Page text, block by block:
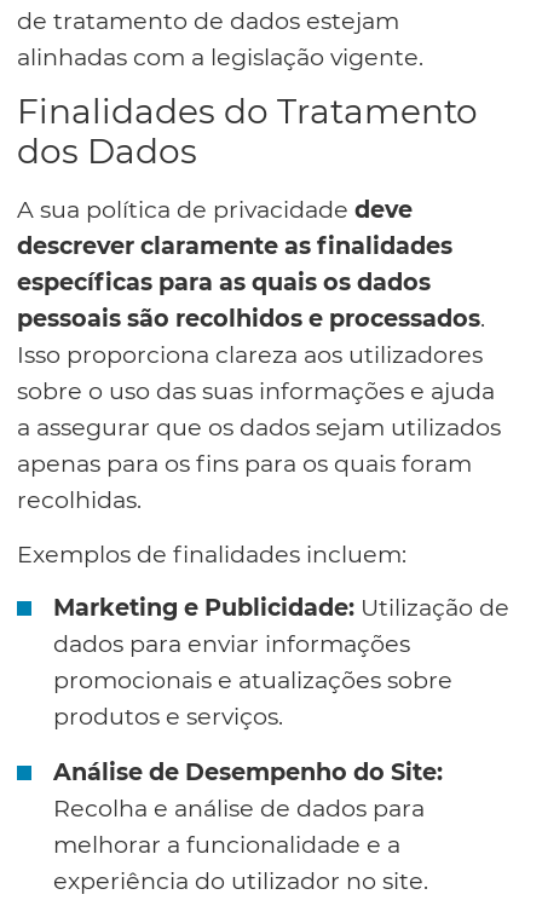
de tratamento de dados estejam
alinhadas com a legislação vigente.
Finalidades do Tratamento
dos Dados
A sua política de privacidade deve
descrever claramente as finalidades
específicas para as quais os dados
pessoais são recolhidos e processados.
Isso proporciona clareza aos utilizadores
sobre o uso das suas informações e ajuda
a assegurar que os dados sejam utilizados
apenas para os fins para os quais foram
recolhidas.
Exemplos de finalidades incluem:
Marketing e Publicidade: Utilização de
dados para enviar informações
promocionais e atualizações sobre
produtos e serviços.
Análise de Desempenho do Site:
Recolha e análise de dados para
melhorar a funcionalidade e a
experiência do utilizador no site.